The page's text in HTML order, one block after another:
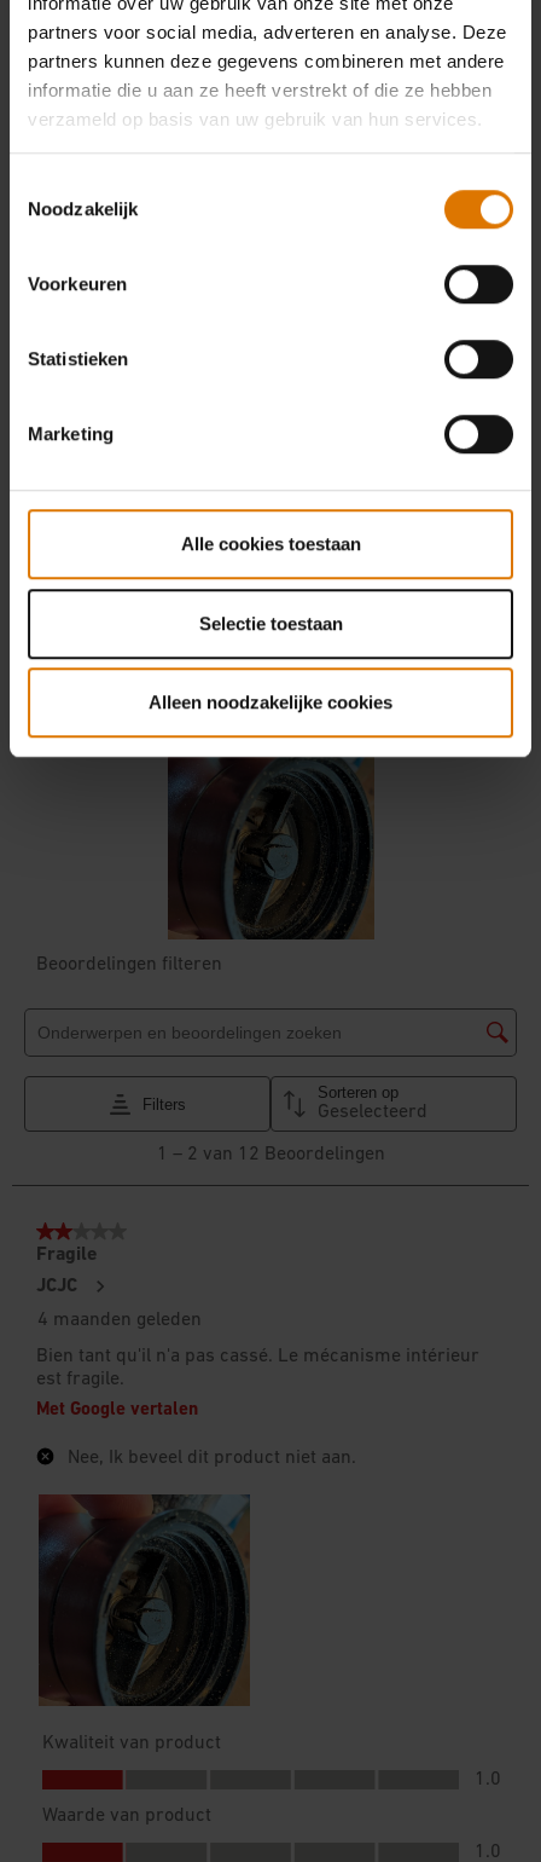
partners voor social media, adverteren en analyse. Deze
partners kunnen deze gegevens combineren met andere
informatie die u aan ze heeft verstrekt of die ze hebben
verzameld op basis van uw gebruik van hun services.
Noodzakelijk
Voorkeuren
Statistieken
Marketing
Alle cookies toestaan
Selectie toestaan
Alleen noodzakelijke cookies